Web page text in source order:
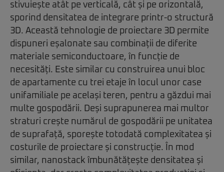
stivuiește atât pe verticală, cât și pe orizontală,
sporind densitatea de integrare printr-o structură
3D. Această tehnologie de proiectare 3D permite
dispuneri eșalonate sau combinații de diferite
materiale semiconductoare, în funcție de
necesități. Este similar cu construirea unui bloc
de apartamente cu trei etaje în locul unor case
unifamiliale pe același teren, pentru a găzdui mai
multe gospodării. Deși suprapunerea mai multor
straturi crește numărul de gospodării pe unitatea
de suprafață, sporește totodată complexitatea și
costurile de proiectare și construcție. În mod
similar, nanostack îmbunătățește densitatea și